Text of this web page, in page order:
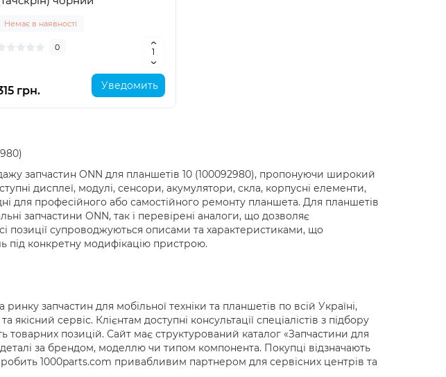
Немає в наявності
0
грн. Уведомить
запчастин ONN для планшетів 10 (100092980), пропонуючи широкий
дисплеї, модулі, сенсори, акумулятори, скла, корпусні елементи,
для професійного або самостійного ремонту планшета. Для планшетів
запчастини ONN, так і перевірені аналоги, що дозволяє
позиції супроводжуються описами та характеристиками, що
під конкретну модифікацію пристрою.
запчастин для мобільної техніки та планшетів по всій Україні,
сервіс. Клієнтам доступні консультації спеціалістів з підбору
товарних позицій. Сайт має структурований каталог «Запчастини для
за брендом, моделлю чи типом компонента. Покупці відзначають
робить 1000parts.com привабливим партнером для сервісних центрів та